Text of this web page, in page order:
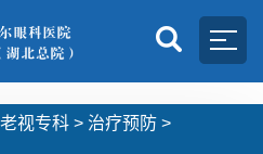
视专科 > 治疗预防 >